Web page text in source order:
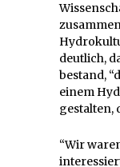
deutlich,
bestand,
einem
gestalten,
“Wir